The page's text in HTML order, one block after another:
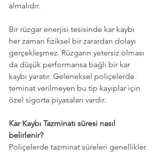
almalıdır.
Bir rüzgar enerjisi tesisinde kar kaybı
her zaman fiziksel bir zarardan dolayı
gerçekleşmez. Rüzgarın yetersiz olması
da düşük performansa bağlı bir kar
kaybı yaratır. Geleneksel poliçelerde
teminat verilmeyen bu tip kayıplar için
özel sigorta piyasaları vardır.
Kar Kaybı Tazminatı süresi nasıl
belirlenir?
Poliçelerde tazminat süreleri genellikler